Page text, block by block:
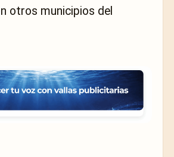
otros municipios del